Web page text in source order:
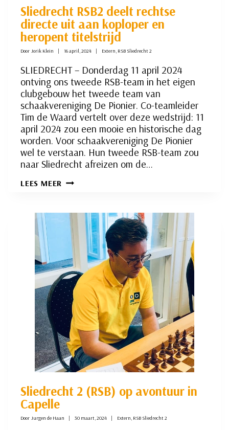
Sliedrecht RSB2 deelt rechtse
directe uit aan koploper en
heropent titelstrijd
Door Jorik Klein 16 april, 2024 Extern, RSB Sliedrecht 2
SLIEDRECHT – Donderdag 11 april 2024
ontving ons tweede RSB-team in het eigen
clubgebouw het tweede team van
schaakvereniging De Pionier. Co-teamleider
Tim de Waard vertelt over deze wedstrijd: 11
april 2024 zou een mooie en historische dag
worden. Voor schaakvereniging De Pionier
wel te verstaan. Hun tweede RSB-team zou
naar Sliedrecht afreizen om de…
LEES MEER SLIEDRECHT
DIRECTE
UIT
AAN
KOPLOPER
HEROPENT
TITELSTRIJD
Sliedrecht 2 (RSB) op avontuur in
Capelle
Door Jurgen de Haan 30 maart, 2024 Extern, RSB Sliedrecht 2